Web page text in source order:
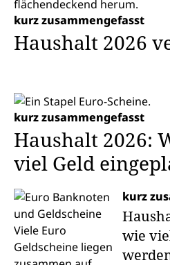
kurz zusammengefasst
Haushalt 2026
kurz zusammengefasst
Haushalt 2026:
viel Geld
kurz
wie